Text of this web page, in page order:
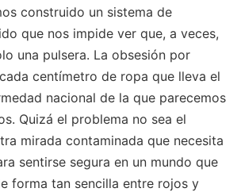
construido un sistema de
que nos impide ver que, a veces,
una pulsera. La obsesión por
centímetro de ropa que lleva el
nacional de la que parecemos
Quizá el problema no sea el
mirada contaminada que necesita
sentirse segura en un mundo que
forma tan sencilla entre rojos y